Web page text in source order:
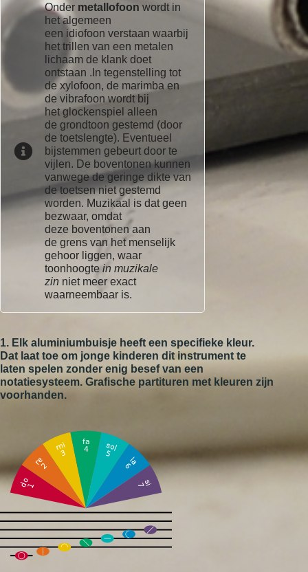
Onder metallofoon wordt in
het algemeen
een idiofoon verstaan waarbij
het trillen van een metalen
lichaam de klank doet
ontstaan .In tegenstelling tot
de xylofoon, de marimba en
de vibrafoon wordt bij
het glockenspiel alleen
de grondtoon gestemd (door
de toetslengte). Eventueel
bijstemmen gebeurt door te
vijlen. De boventonen kunnen
vanwege de geringe dikte van
de toetsen niet gestemd
worden. Muzikaal is dat geen
bezwaar, omdat
deze boventonen aan
de grens van het menselijk
gehoor liggen, waar
toonhoogtein muzikale
zin niet meer exact
waarneembaar is.
1. Elk aluminiumbuisje heeft een specifieke kleur.
Dat laat toe om jonge kinderen dit instrument te
laten spelen zonder enig besef van een
notatiesysteem. Grafische partituren met kleuren zijn
voorhanden.